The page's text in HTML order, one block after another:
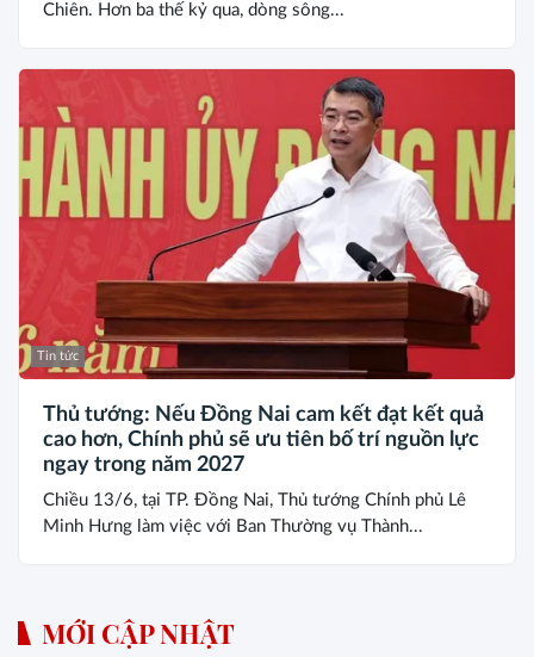
Chiên. Hơn ba thế kỷ qua, dòng sông...
Tin tức
Thủ tướng: Nếu Đồng Nai cam kết đạt kết quả
cao hơn, Chính phủ sẽ ưu tiên bố trí nguồn lực
ngay trong năm 2027
Chiều 13/6, tại TP. Đồng Nai, Thủ tướng Chính phủ Lê
Minh Hưng làm việc với Ban Thường vụ Thành...
MỚI CẬP NHẬT